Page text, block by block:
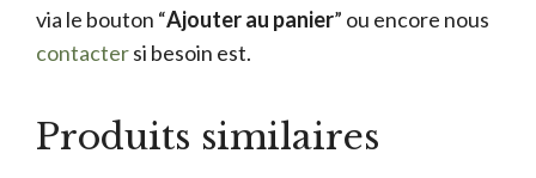
via le bouton “Ajouter au panier” ou encore nous
contactersi besoin est.
Produits similaires